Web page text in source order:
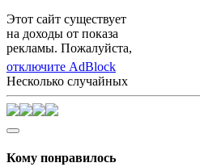
Этот сайт существует
на доходы от показа
рекламы. Пожалуйста,
отключите AdBlock
Несколько случайных
Кому понравилось